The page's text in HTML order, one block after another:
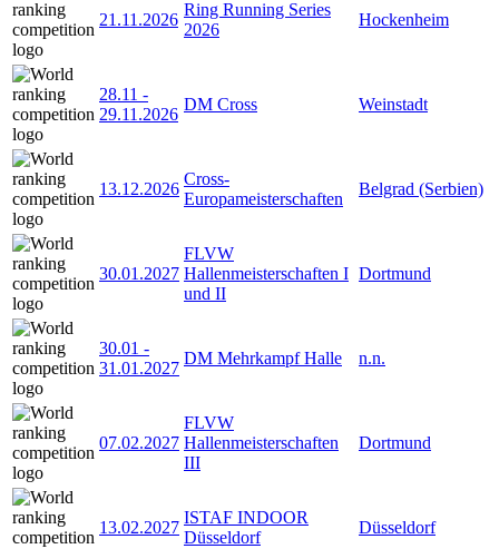
21.11.2026
Ring Running Series
2026
Hockenheim
28.11 -
29.11.2026
DM Cross Weinstadt
13.12.2026
Cross-
Europameisterschaften
Belgrad (Serbien)
30.01.2027
FLVW
Hallenmeisterschaften I
und II
Dortmund
30.01 -
31.01.2027
DM Mehrkampf Halle n.n.
07.02.2027
FLVW
Hallenmeisterschaften
III
Dortmund
13.02.2027
ISTAF INDOOR
Düsseldorf
Düsseldorf